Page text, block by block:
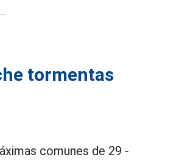
tormentas
comunes de 29 -